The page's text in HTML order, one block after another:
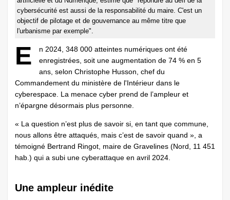
cybersécurité est aussi de la responsabilité du maire. C'est un
objectif de pilotage et de gouvernance au même titre que
l'urbanisme par exemple".
E
n 2024, 348 000 atteintes numériques ont été
enregistrées, soit une augmentation de 74 % en 5
ans, selon Christophe Husson, chef du
Commandement du ministère de l'Intérieur dans le
cyberespace. La menace cyber prend de l’ampleur et
n’épargne désormais plus personne.
« La question n’est plus de savoir si, en tant que commune,
nous allons être attaqués, mais c’est de savoir quand », a
témoigné Bertrand Ringot, maire de Gravelines (Nord, 11 451
hab.) qui a subi une cyberattaque en avril 2024.
Une ampleur inédite